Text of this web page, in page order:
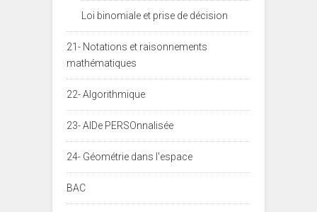
Loi binomiale et prise de décision
21- Notations et raisonnements
mathématiques
22- Algorithmique
23- AIDe PERSOnnalisée
24- Géométrie dans l'espace
BAC